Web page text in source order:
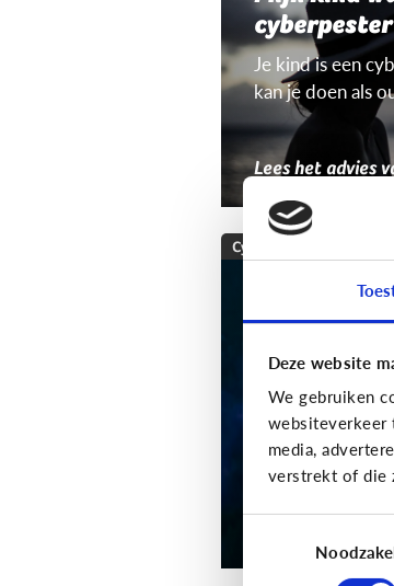
Deze website
We gebruiken
websiteverkeer
media,
verstrekt of die
cyberpester
Je kind is een
kan je doen als
Lees het advies
Cyberpesten
Welke
een groter